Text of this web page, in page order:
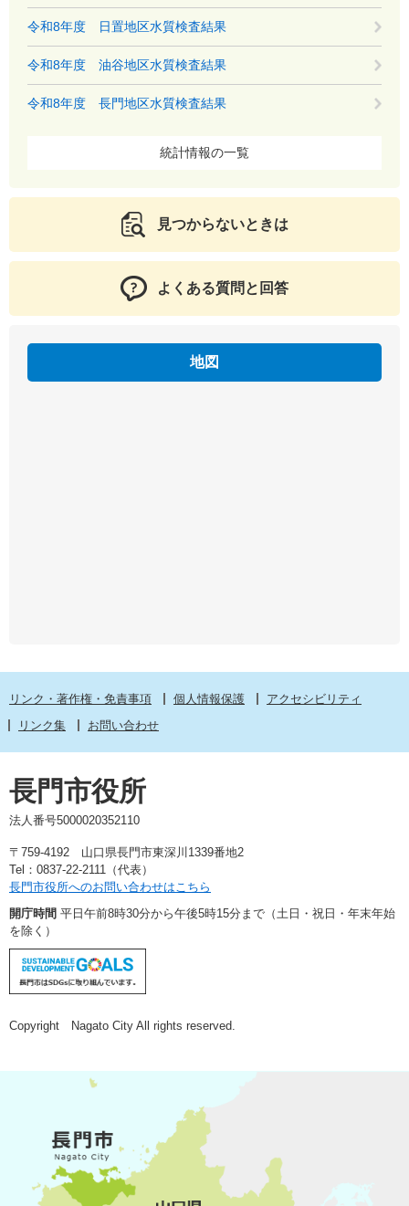
令和8年度 日置地区水質検査結果
令和8年度 油谷地区水質検査結果
令和8年度 長門地区水質検査結果
統計情報の一覧
見つからないときは
よくある質問と回答
地図
リンク・著作権・免責事項 個人情報保護
アクセシビリティ
リンク集
お問い合わせ
長門市役所
法人番号5000020352110
〒759-4192 山口県長門市東深川1339番地2
Tel：0837-22-2111（代表）
長門市役所へのお問い合わせはこちら
開庁時間 平日午前8時30分から午後5時15分まで（土日・祝日・年末年始
を除く）
Copyright Nagato City All rights reserved.